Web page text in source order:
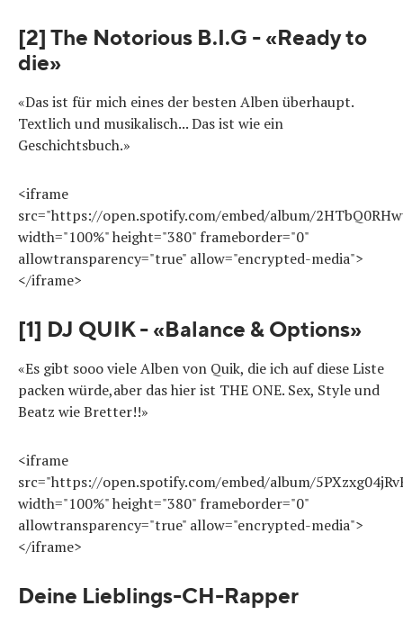
[2] The Notorious B.I.G - «Ready to
die»
«Das ist für mich eines der besten Alben überhaupt.
Textlich und musikalisch... Das ist wie ein
Geschichtsbuch.»
<iframe
src="https://open.spotify.com/embed/album/
width="100%" height="380" frameborder="0"
allowtransparency="true" allow="encrypted-media">
</iframe>
[1] DJ QUIK - «Balance & Options»
«Es gibt sooo viele Alben von Quik, die ich auf diese Liste
packen würde,aber das hier ist THE ONE. Sex, Style und
Beatz wie Bretter!!»
<iframe
src="https://open.spotify.com/embed/album/
width="100%" height="380" frameborder="0"
allowtransparency="true" allow="encrypted-media">
</iframe>
Deine Lieblings-CH-Rapper